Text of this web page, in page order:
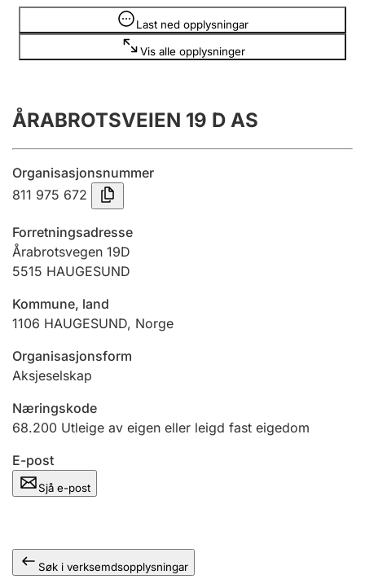
Registrere, endre, slette
Årsrekneskap
Innsending og forseinkingsgebyr
Tinglysing
Jeger
Ektepaktrettleiaren
Andre tema
Last ned opplysningar
Vis alle opplysninger
Opplysninger er skjult
ÅRABROTSVEIEN 19 D AS
Organisasjonsnummer
811 975 672
Forretningsadresse
Årabrotsvegen 19D
5515 HAUGESUND
Kommune, land
1106 HAUGESUND, Norge
Organisasjonsform
Aksjeselskap
Næringskode
68.200 Utleige av eigen eller leigd fast eigedom
E-post
Sjå e-post
Søk i verksemdsopplysningar